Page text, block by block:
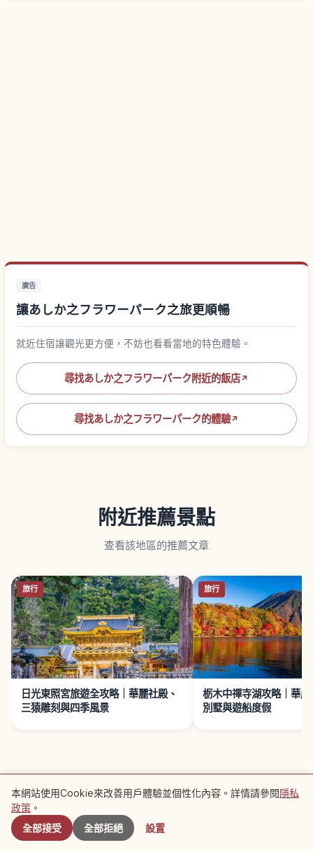
廣告
讓あしか之フラワーパーク之旅更順暢
就近住宿讓觀光更方便，不妨也看看當地的特色體驗。
尋找あしか之フラワーパーク附近的飯店↗
尋找あしか之フラワーパーク的體驗↗
附近推薦景點
查看該地區的推薦文章
旅行
日光東照宮旅遊全攻略｜華麗社殿、
三猿雕刻與四季風景
旅行
栃木中禪寺湖攻略｜華嚴
別墅與遊船度假
接下來閱讀 →
餐廳
栃乙女草莓是什麼？栃木縣品牌草莓特色
附近景點
本網站使用Cookie來改善用戶體驗並個性化內容。詳情請參閱隱私
政策 。
全部接受
全部拒絕 設置